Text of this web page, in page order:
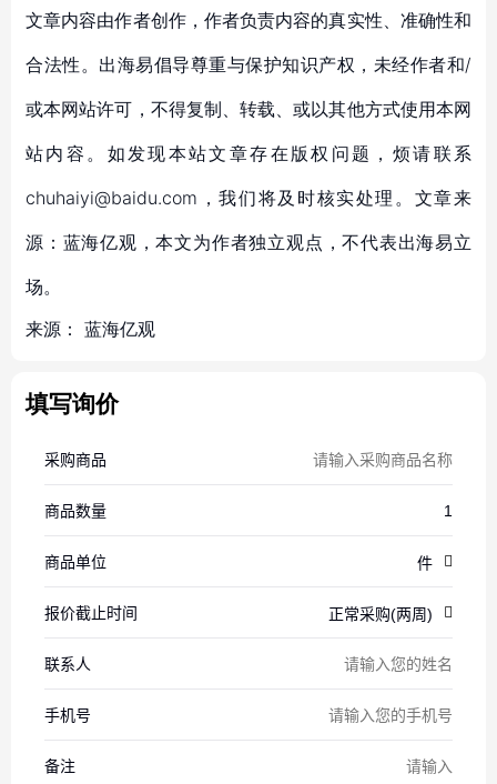
文章内容由作者创作，作者负责内容的真实性、准确性和
合法性。出海易倡导尊重与保护知识产权，未经作者和/
或本网站许可，不得复制、转载、或以其他方式使用本网
站内容。如发现本站文章存在版权问题，烦请联系
chuhaiyi@baidu.com，我们将及时核实处理。文章来
源：蓝海亿观，本文为作者独立观点，不代表出海易立
场。
来源： 蓝海亿观
填写询价